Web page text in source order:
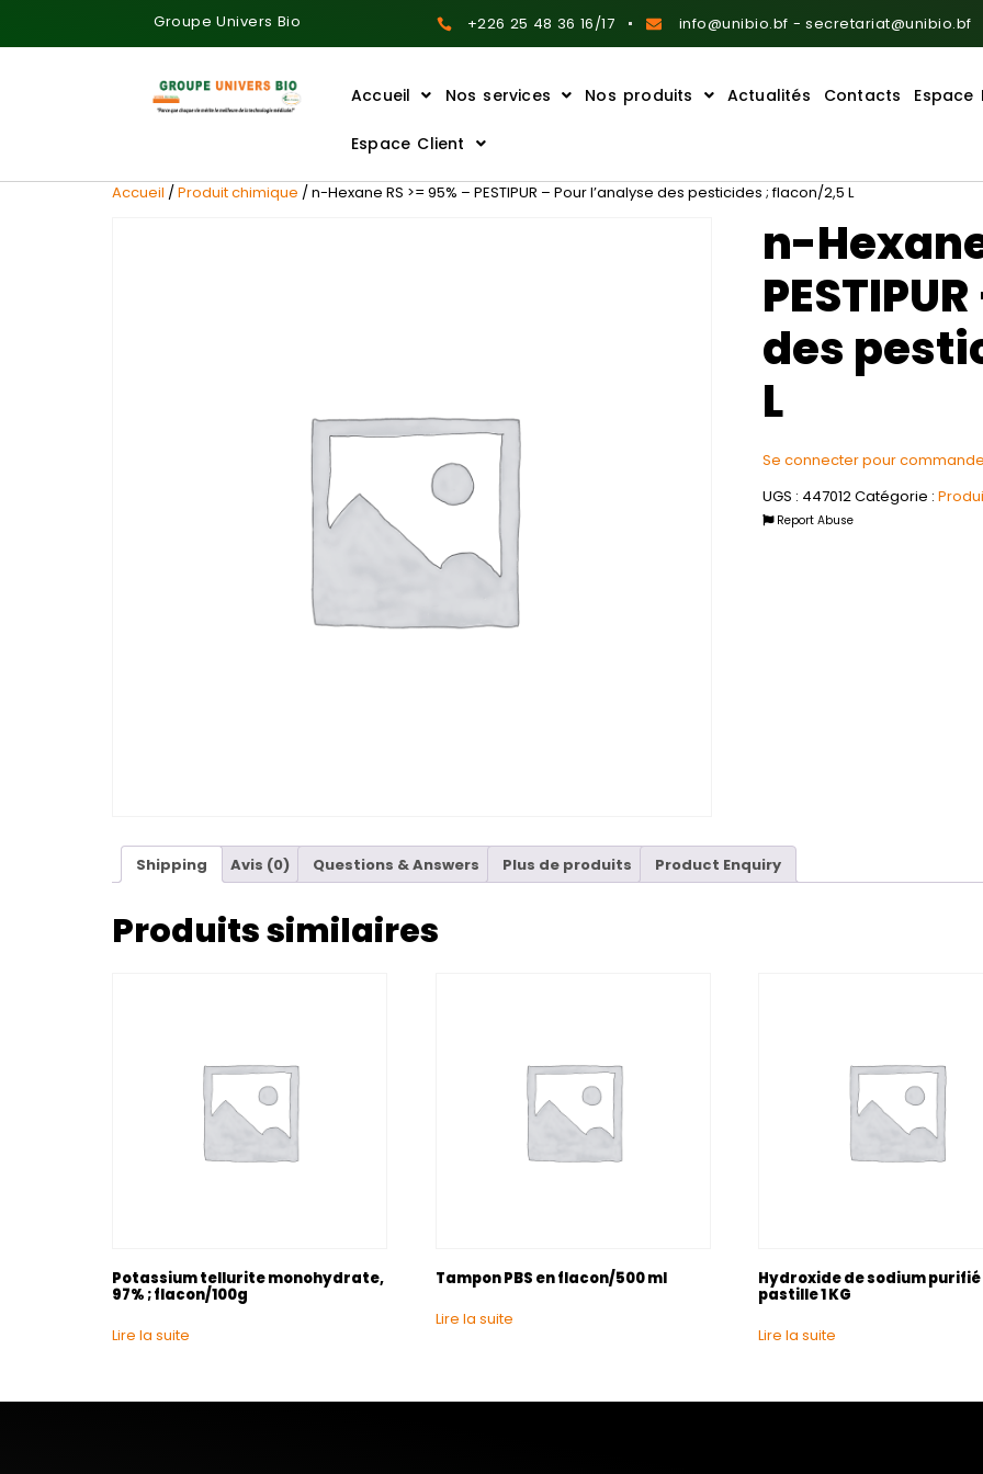
Groupe Univers Bio +226 25 48 36 16/17 info@unibio.bf - secretariat@unibio.bf
Accueil Nos services Nos produits Actualités Contacts Espace
Espace Client
Accueil /Produit chimique / n-Hexane RS >= 95% – PESTIPUR – Pour l’analyse des pesticides ; flacon/2,5 L
n-
des
L
Se connecter pour
UGS : 447012Catégorie :
Report Abuse
Shipping Avis (0) Questions & Answers Plus de produits Product Enquiry
Produits similaires
Potassium tellurite monohydrate,
97% ; flacon/100g
Lire la suite
Tampon PBS en flacon/500 ml
Lire la suite
Hydroxide de sodium purifié
pastille 1 KG
Lire la suite